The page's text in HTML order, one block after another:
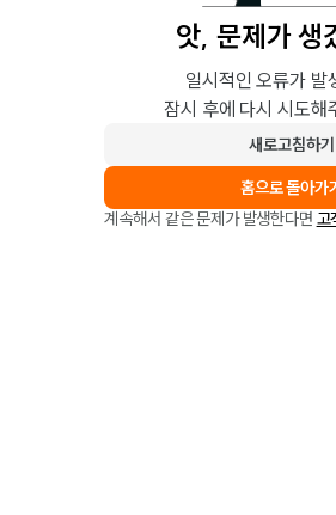
앗, 문제가 생
일시적인 오류가 발
잠시 후에 다시 시도해
새로고침하기
홈으로 돌아가
계속해서 같은 문제가 발생한다면 고